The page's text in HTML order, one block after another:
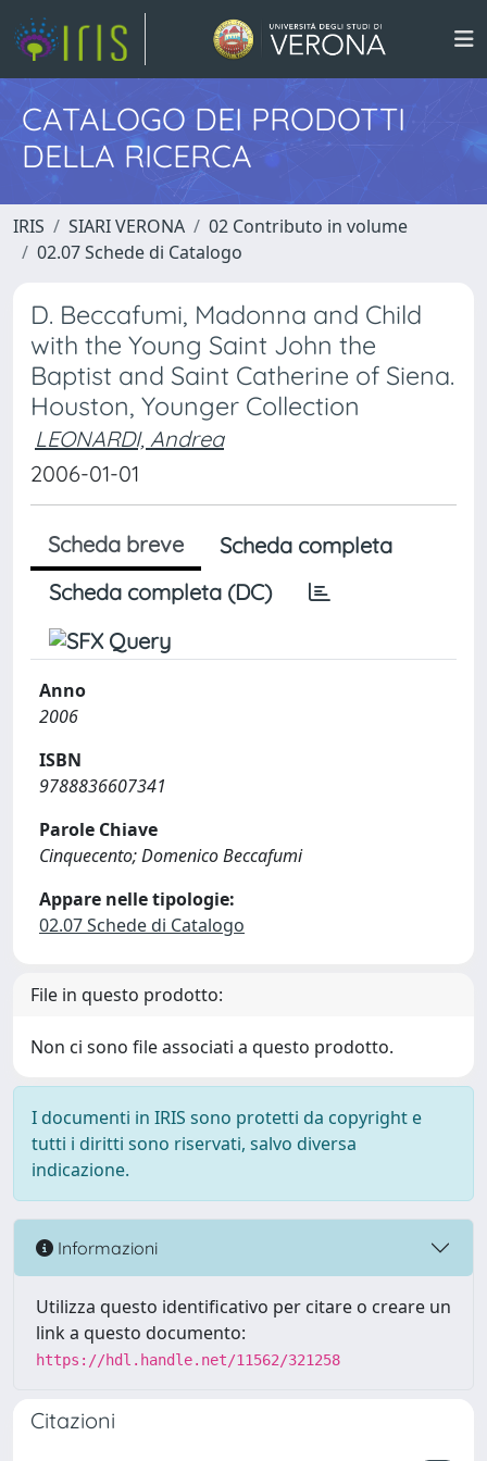
CATALOGO DEI PRODOTTI
DELLA RICERCA
IRIS SIARI VERONA
02 Contributo in volume
02.07 Schede di Catalogo
D. Beccafumi, Madonna and Child
with the Young Saint John the
Baptist and Saint Catherine of Siena.
Houston, Younger Collection
LEONARDI, Andrea
2006-01-01
Scheda breve
Scheda completa
Scheda completa (DC)
Anno
2006
ISBN
9788836607341
Parole Chiave
Cinquecento; Domenico Beccafumi
Appare nelle tipologie:
02.07 Schede di Catalogo
File in questo prodotto:
Non ci sono file associati a questo prodotto.
I documenti in IRIS sono protetti da copyright e
tutti i diritti sono riservati, salvo diversa
indicazione.
Informazioni
Utilizza questo identificativo per citare o creare un
link a questo documento:
https://hdl.handle.net/11562/321258
Citazioni